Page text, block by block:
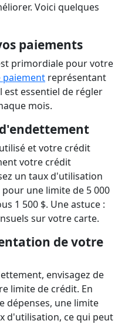
Voici quelques
paiements
primordiale pour votre
paiement représentant
est essentiel de régler
mois.
et votre crédit
votre crédit
un taux d'utilisation
une limite de 5 000
1 500 $. Une astuce :
sur votre carte.
de votre
envisagez de
limite de crédit. En
dépenses, une limite
d'utilisation, ce qui peut